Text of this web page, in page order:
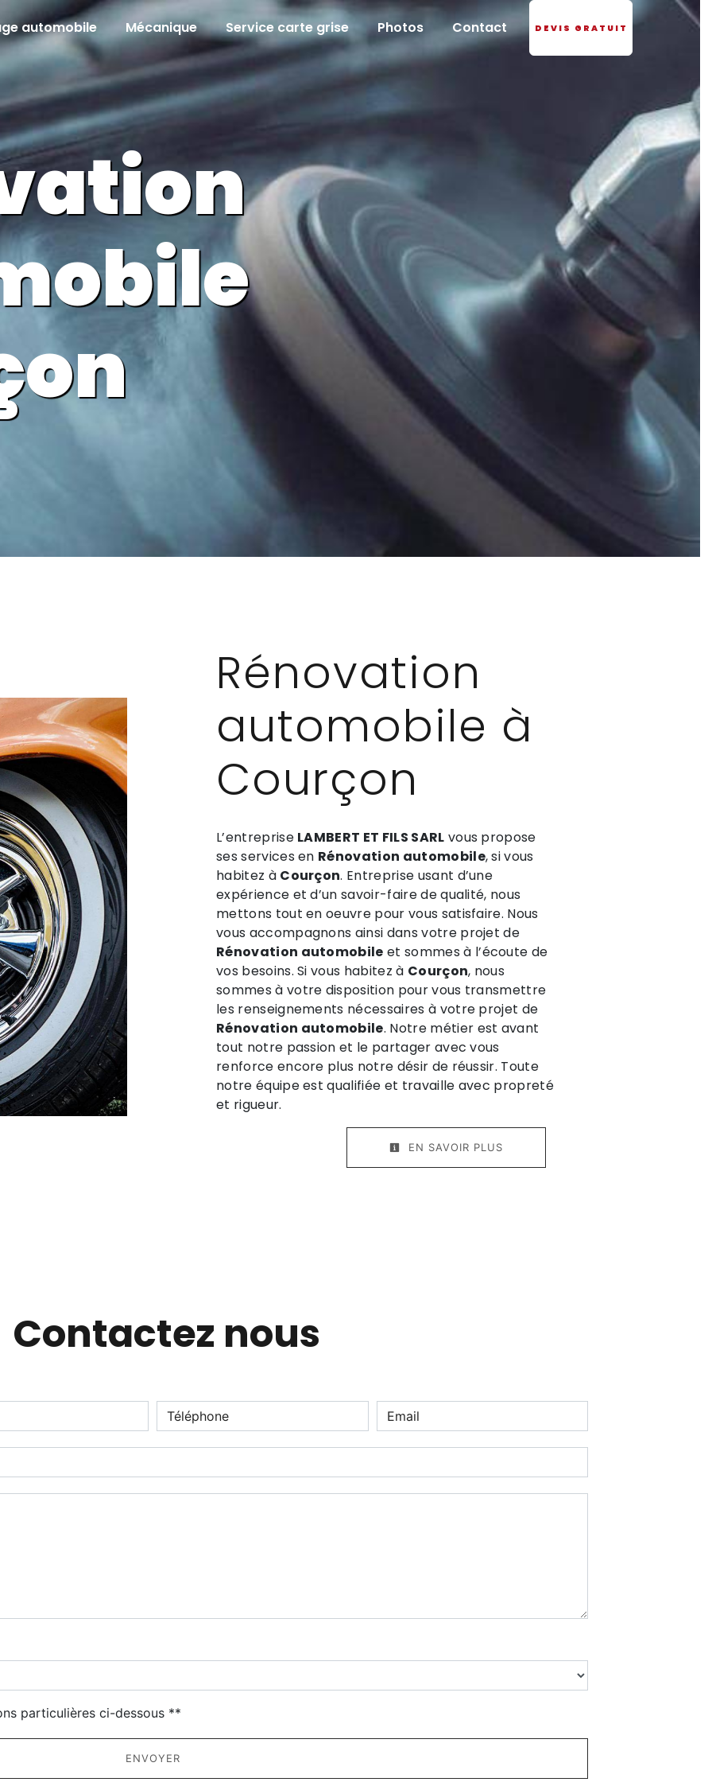
des cookies
automobile Mécanique Service carte grise Photos Contact DEVIS GRATUIT
Rénovation
automobile à
Courçon
L’entreprise LAMBERT ET FILS SARL vous propose
ses services en Rénovation automobile, si vous
habitez à Courçon. Entreprise usant d’une
expérience et d’un savoir-faire de qualité, nous
mettons tout en oeuvre pour vous satisfaire. Nous
vous accompagnons ainsi dans votre projet de
Rénovation automobile et sommes à l’écoute de
vos besoins. Si vous habitez à Courçon, nous
sommes à votre disposition pour vous transmettre
les renseignements nécessaires à votre projet de
Rénovation automobile. Notre métier est avant
tout notre passion et le partager avec vous
renforce encore plus notre désir de réussir. Toute
notre équipe est qualifiée et travaille avec propreté
et rigueur.
EN SAVOIR PLUS
Contactez nous
particulières ci-dessous **
ENVOYER